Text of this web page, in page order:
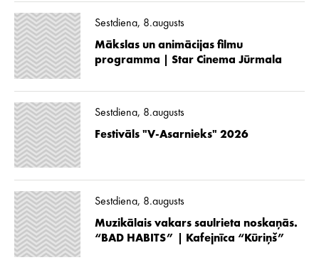
Sestdiena, 8.augusts
Mākslas un animācijas filmu
programma | Star Cinema Jūrmala
Sestdiena, 8.augusts
Festivāls "V-Asarnieks" 2026
Sestdiena, 8.augusts
Muzikālais vakars saulrieta noskaņās.
“BAD HABITS” | Kafejnīca “Kūriņš”